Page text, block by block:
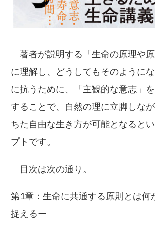
著者が説明する「生命の原理や
に理解し、どうしてもそのように
に抗うために、「主観的な意志」
することで、自然の理に立脚しな
ちた自由な生き方が可能となると
プトです。
目次は次の通り。
第1章：生命に共通する原則とは何
捉えるー